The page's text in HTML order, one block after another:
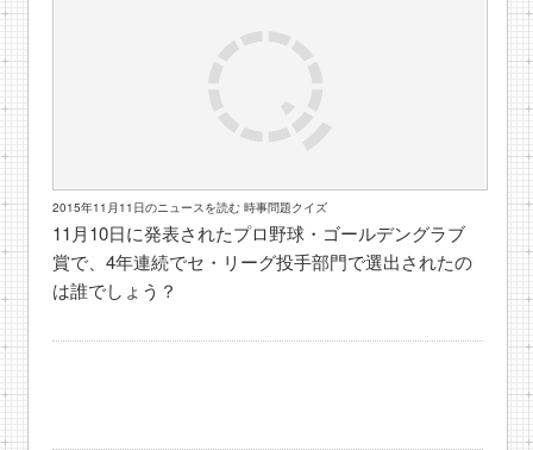
2015年11月11日のニュースを読む 時事問題クイズ
11月10日に発表されたプロ野球・ゴールデングラブ
賞で、4年連続でセ・リーグ投手部門で選出されたの
は誰でしょう？